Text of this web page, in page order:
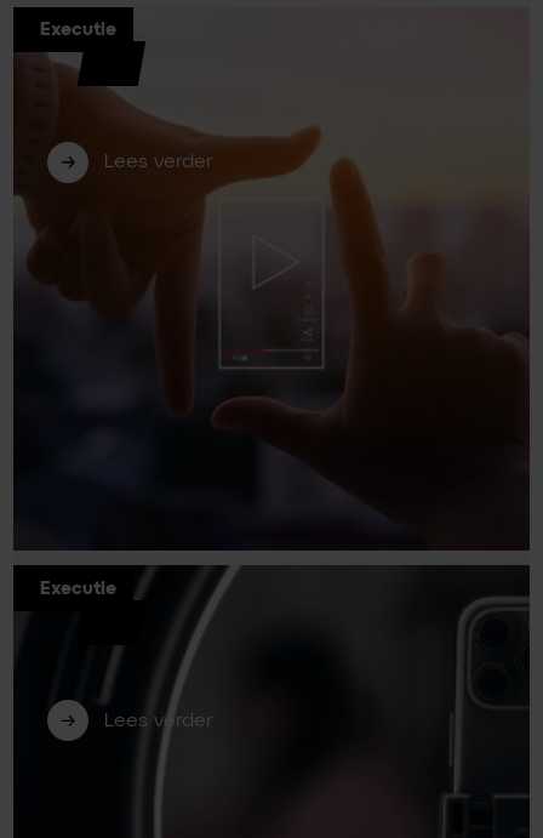
Billy Grace: waarom steeds meer
bedrijven verder kijken dan Google
Analytics 4
Lees verder
Executie
Short video voor B2B: zo bewerk je je
content eenvoudig en effectief (deel
Lees verder
Executie